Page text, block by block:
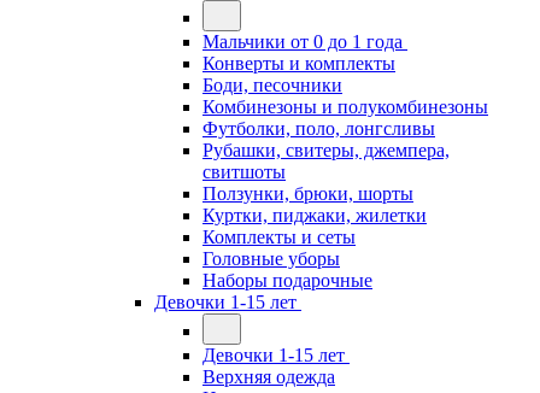
Мальчики от 0 до 1 года
Конверты и комплекты
Боди, песочники
Комбинезоны и полукомбинезоны
Футболки, поло, лонгсливы
Рубашки, свитеры, джемпера,
свитшоты
Ползунки, брюки, шорты
Куртки, пиджаки, жилетки
Комплекты и сеты
Головные уборы
Наборы подарочные
Девочки 1-15 лет
Девочки 1-15 лет
Верхняя одежда